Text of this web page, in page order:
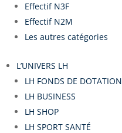
Effectif N3F
Effectif N2M
Les autres catégories
L’UNIVERS LH
LH FONDS DE DOTATION
LH BUSINESS
LH SHOP
LH SPORT SANTÉ